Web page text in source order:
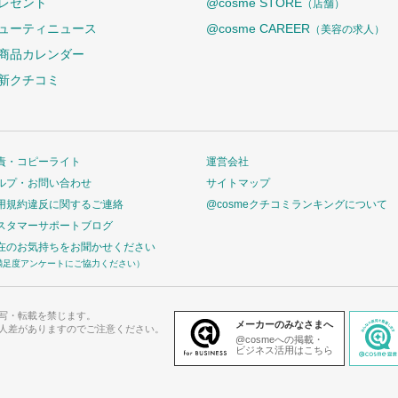
ーティニュース
品カレンダー
クチコミ
（店舗）
@cosme CAREER （美容の求人）
・コピーライト
プ・お問い合わせ
規約違反に関するご連絡
タマーサポートブログ
のお気持ちをお聞かせください
足度アンケートにご協力ください）
運営会社
サイトマップ
@cosmeクチコミランキングについて
・転載を禁じます。
がありますのでご注意ください。
メーカーのみなさまへ
@cosmeへの掲載・
ビジネス活用はこちら